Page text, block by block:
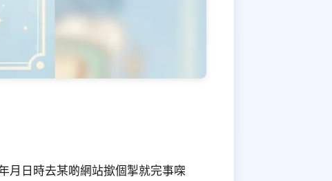
月日時去某啲網站撳個掣就完事㗎